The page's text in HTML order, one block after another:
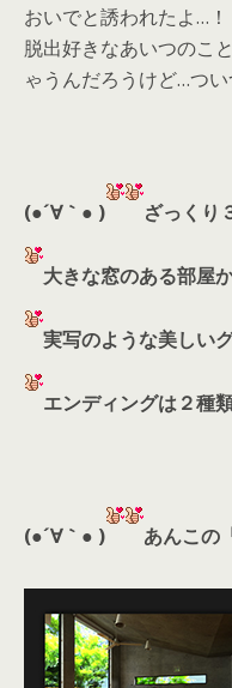
おいでと誘われたよ…！
脱出好きなあいつのこ
ゃうんだろうけど…つ
(●´∀｀● ) ざっくり
大きな窓のある部屋
実写のような美しい
エンディングは２種
(●´∀｀● ) あんこの